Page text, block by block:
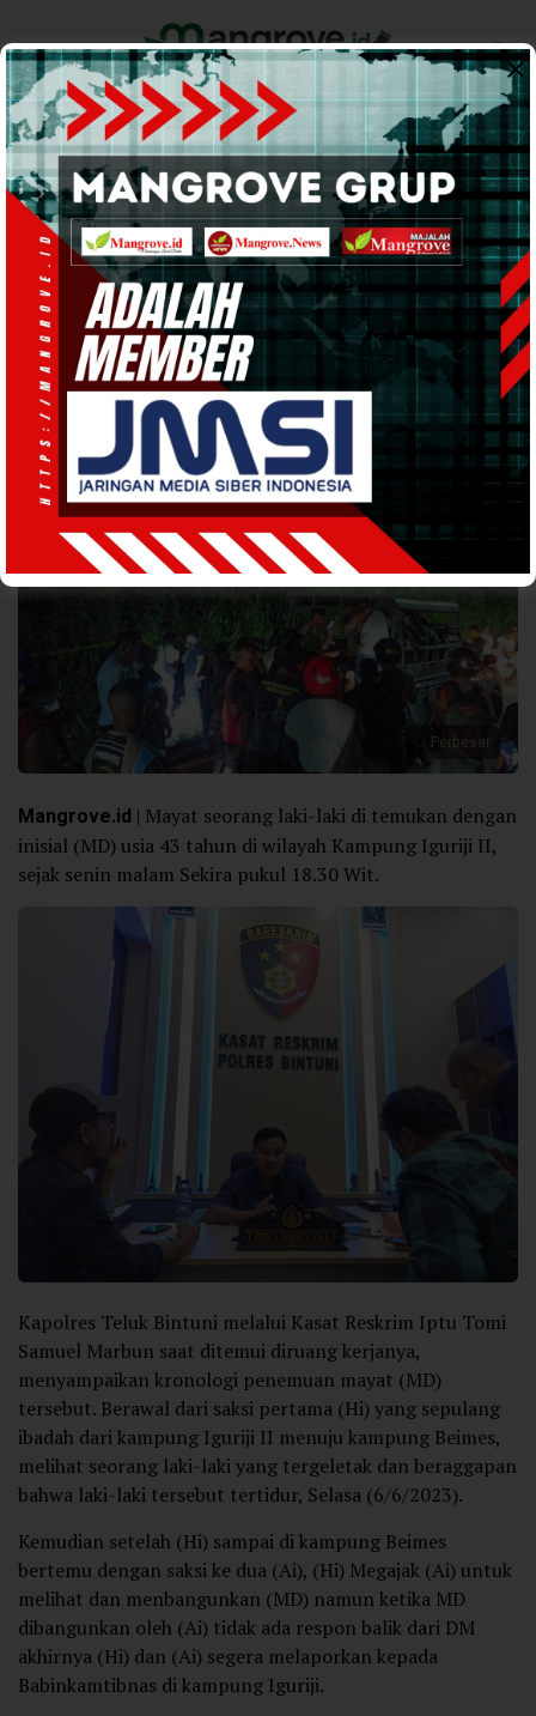
Home Pemerintahan Ekonomi & Bisnis Info Tanah Papua
Support by
HUKUM DAN KRIMINAL· 6 Jun 202318:11
Warga Bintuni Temukan Sosok Mayat
Pria Di Wilayah Kampung Igurini ll
Perbesar
Mangrove.id | Mayat seorang laki-laki di temukan dengan
inisial (MD) usia 43 tahun di wilayah Kampung Iguriji II,
sejak senin malam Sekira pukul 18.30 Wit.
Kapolres Teluk Bintuni melalui Kasat Reskrim Iptu Tomi
Samuel Marbun saat ditemui diruang kerjanya,
menyampaikan kronologi penemuan mayat (MD)
tersebut. Berawal dari saksi pertama (Hi) yang sepulang
ibadah dari kampung Iguriji II menuju kampung Beimes,
melihat seorang laki-laki yang tergeletak dan beraggapan
bahwa laki-laki tersebut tertidur, Selasa (6/6/2023).
Kemudian setelah (Hi) sampai di kampung Beimes
bertemu dengan saksi ke dua (Ai), (Hi) Megajak (Ai) untuk
melihat dan menbangunkan (MD) namun ketika MD
dibangunkan oleh (Ai) tidak ada respon balik dari DM
akhirnya (Hi) dan (Ai) segera melaporkan kepada
Babinkamtibnas di kampung Iguriji.